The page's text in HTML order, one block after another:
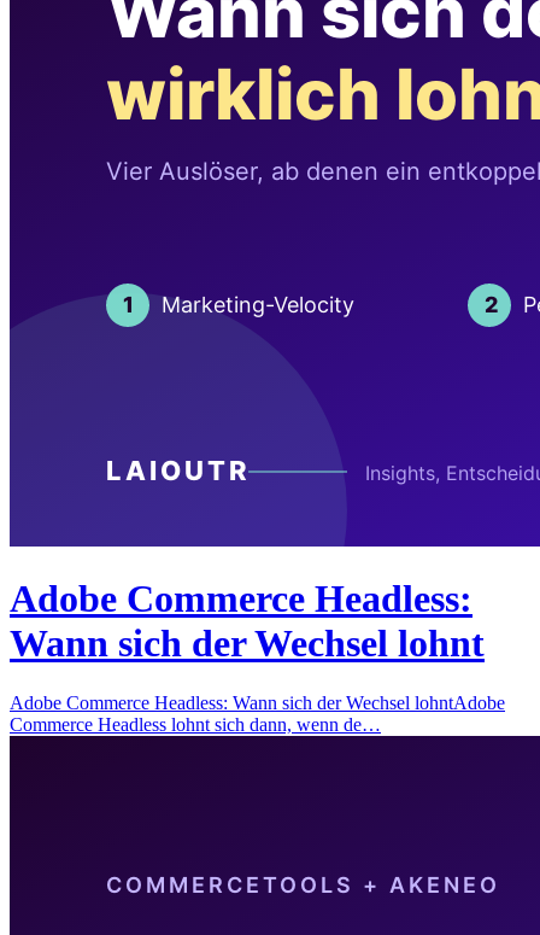
Adobe Commerce Headless:
Wann sich der Wechsel lohnt
Adobe Commerce Headless: Wann sich der Wechsel lohntAdobe
Commerce Headless lohnt sich dann, wenn de…